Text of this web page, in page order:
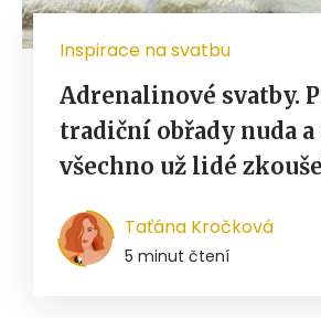
Inspirace na svatbu
Adrenalinové svatby.
tradiční obřady nuda a
všechno už lidé
Taťána Kročková
5 minut čtení